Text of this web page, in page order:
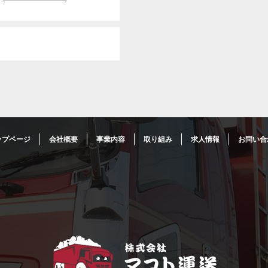
プページ 会社概要 事業内容 取り組み 求人情報 お問い